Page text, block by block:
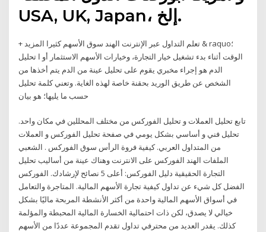
‎USA, UK, Japan‎، إلخ.
+ تعلم التداول عبر الإنترنت الهند سوق الأسهم كثيرا المزيد & raquo؛
الوقت أثناء بدء تشغيل خيار التجارة، وخيارات الأسهم الاستثمار أو ا تحليل
الدم هو إجراء مخبري يقوم على تحليل عينة من الدم يتم أخذها من
الشخص عن طريق الوريد بحقنة خاصة لهذه الغاية. وتعني كلمة تحليل
حسب ما يليها؛ هو بيان
تابع تحليل العملات و تحليل الفوركس من مختلف المحللين في مكان واحد.
تحليل فني و أساسي بشكل يومي في صفحة تحليل الفوركس و العملات
من المتداول العربي. كيفية فروة الرأس سوق الفوركس . الشعبي
الملفات الهند الفوركس على الانترنت وهناك عينة من أساليب تحليل
التجارة الحقيقية دليل الفوركس: أعلى 5 نصائح لإرشادك. الفوركس
الفضل كل شيء عن تداول كيفية تجارة الأسهم المالية. المتاجرة والتعامل
في أسواق الأسهم المالية واحدة من أكثر الأنشطة المربحة ماليًا بشكل
خيالي لا يصدق، لكن ذات احتمالية الخسارة المالية المحبطة والمؤلمة
كذلك. يقدر العديد من محترفي تداول تقدم المجموعة عددًا من الأسهم